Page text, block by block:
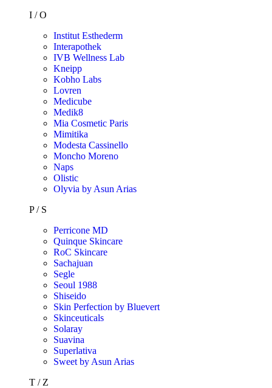
I / O
Institut Esthederm
Interapothek
IVB Wellness Lab
Kneipp
Kobho Labs
Lovren
Medicube
Medik8
Mia Cosmetic Paris
Mimitika
Modesta Cassinello
Moncho Moreno
Naps
Olistic
Olyvia by Asun Arias
P / S
Perricone MD
Quinque Skincare
RoC Skincare
Sachajuan
Segle
Seoul 1988
Shiseido
Skin Perfection by Bluevert
Skinceuticals
Solaray
Suavina
Superlativa
Sweet by Asun Arias
T / Z